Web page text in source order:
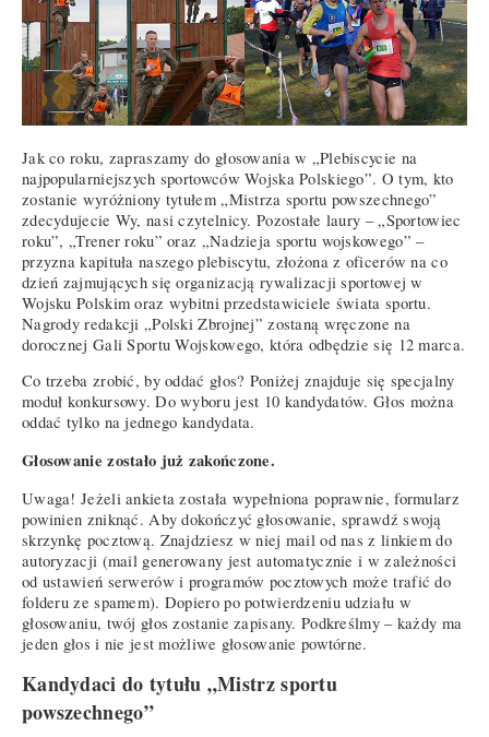
Jak co roku, zapraszamy do głosowania w „Plebiscycie na
najpopularniejszych sportowców Wojska Polskiego”. O tym, kto
zostanie wyróżniony tytułem „Mistrza sportu powszechnego”
zdecydujecie Wy, nasi czytelnicy. Pozostałe laury – „Sportowiec
roku”, „Trener roku” oraz „Nadzieja sportu wojskowego” –
przyzna kapituła naszego plebiscytu, złożona z oficerów na co
dzień zajmujących się organizacją rywalizacji sportowej w
Wojsku Polskim oraz wybitni przedstawiciele świata sportu.
Nagrody redakcji „Polski Zbrojnej” zostaną wręczone na
dorocznej Gali Sportu Wojskowego, która odbędzie się 12 marca.
Co trzeba zrobić, by oddać głos? Poniżej znajduje się specjalny
moduł konkursowy. Do wyboru jest 10 kandydatów. Głos można
oddać tylko na jednego kandydata.
Głosowanie zostało już zakończone.
Uwaga! Jeżeli ankieta została wypełniona poprawnie, formularz
powinien zniknąć. Aby dokończyć głosowanie, sprawdź swoją
skrzynkę pocztową. Znajdziesz w niej mail od nas z linkiem do
autoryzacji (mail generowany jest automatycznie i w zależności
od ustawień serwerów i programów pocztowych może trafić do
folderu ze spamem). Dopiero po potwierdzeniu udziału w
głosowaniu, twój głos zostanie zapisany. Podkreślmy – każdy ma
jeden głos i nie jest możliwe głosowanie powtórne.
Kandydaci do tytułu „Mistrz sportu
powszechnego”